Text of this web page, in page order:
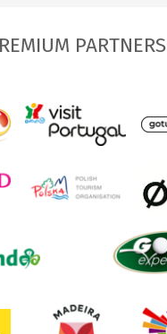
PARTNERS